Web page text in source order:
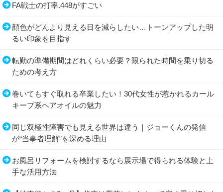
FA戦士の打率.448がすごい
顔色がどんより見える日を減らしたい…トーンアップした明
るい印象を目指す
転勤の準備期間はどれくらい必要？限られた時間を乗り切る
ための考え方
巻いてもすぐ取れる卒業したい！30代女性が惹かれるカール
キープ系ヘアオイルの魅力
同じ双極性障害でも見える世界は違う｜ジョーくんの発信
が“当事者理解”を深める理由
お風呂リフォームを検討するなら展示場で得られる体験と上
手な活用方法